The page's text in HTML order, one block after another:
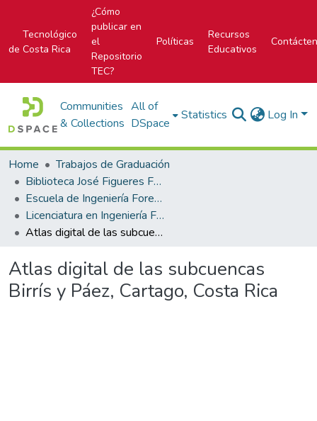
Tecnológico
de Costa Rica
¿Cómo
publicar en
el
Repositorio
TEC?
Políticas
Recursos
Educativos
Communities
& Collections
All of
DSpace
Statistics Log In
Home
Trabajos de Graduación
Biblioteca José Figueres Ferrer
Escuela de Ingeniería Forestal
Licenciatura en Ingeniería Forestal
Atlas digital de las subcuencas Birrís y Páez, Cartago, Costa Rica
Atlas digital de las subcuencas
Birrís y Páez, Cartago, Costa Rica